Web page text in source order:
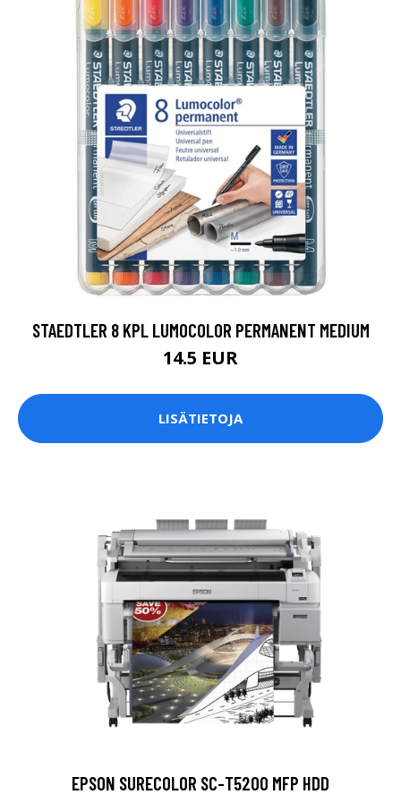
STAEDTLER 8 KPL LUMOCOLOR PERMANENT MEDIUM
14.5 EUR
LISÄTIETOJA
EPSON SURECOLOR SC-T5200 MFP HDD